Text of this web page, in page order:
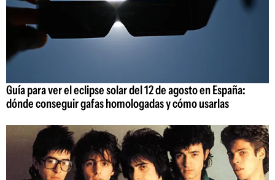
Guía para ver el eclipse solar del 12 de agosto en España:
dónde conseguir gafas homologadas y cómo usarlas